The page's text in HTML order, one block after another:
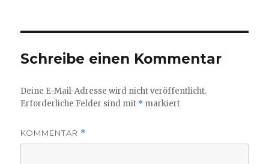
Schreibe einen Kommentar
Deine E-Mail-Adresse wird nicht veröffentlicht.
Erforderliche Felder sind mit * markiert
KOMMENTAR *